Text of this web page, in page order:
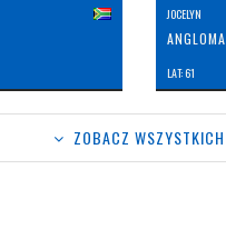
JOCELYN
ANGLOMA
LAT: 61
ZOBACZ WSZYSTKICH